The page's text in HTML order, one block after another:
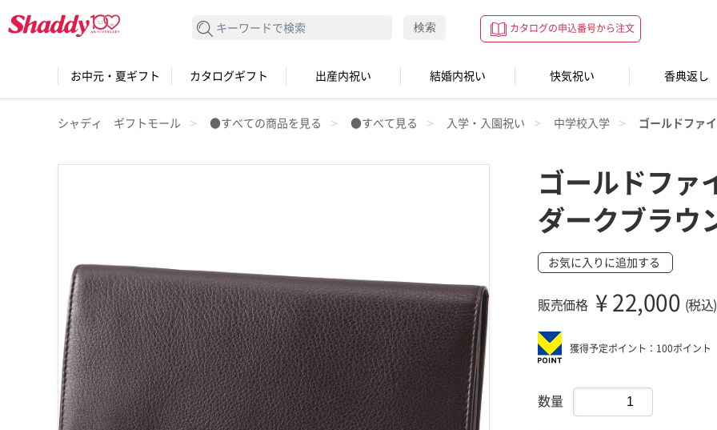
カタログの申込番号から注文
検索する 検索
お中元・夏ギフト カタログギフト 出産内祝い 結婚内祝い 快気祝い 香典返し
シャディ ギフトモール ●すべての商品を見る ●すべて見る 入学・入園祝い 中学校入学 ゴールドファ
ゴールドフ
ダークブラウ
お気に入りに追加する
販売価格 ¥ 22,000 (税込)
獲得予定ポイント：100ポイント
数量